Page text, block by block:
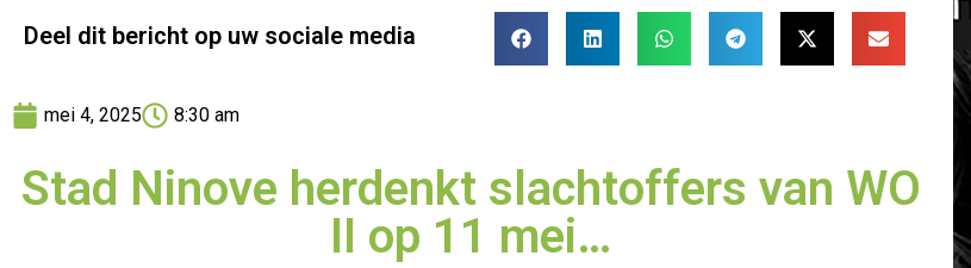
Deel dit bericht op uw sociale media
mei 4, 2025 8:30 am
Stad Ninove herdenkt slachtoffers van WO
II op 11 mei…